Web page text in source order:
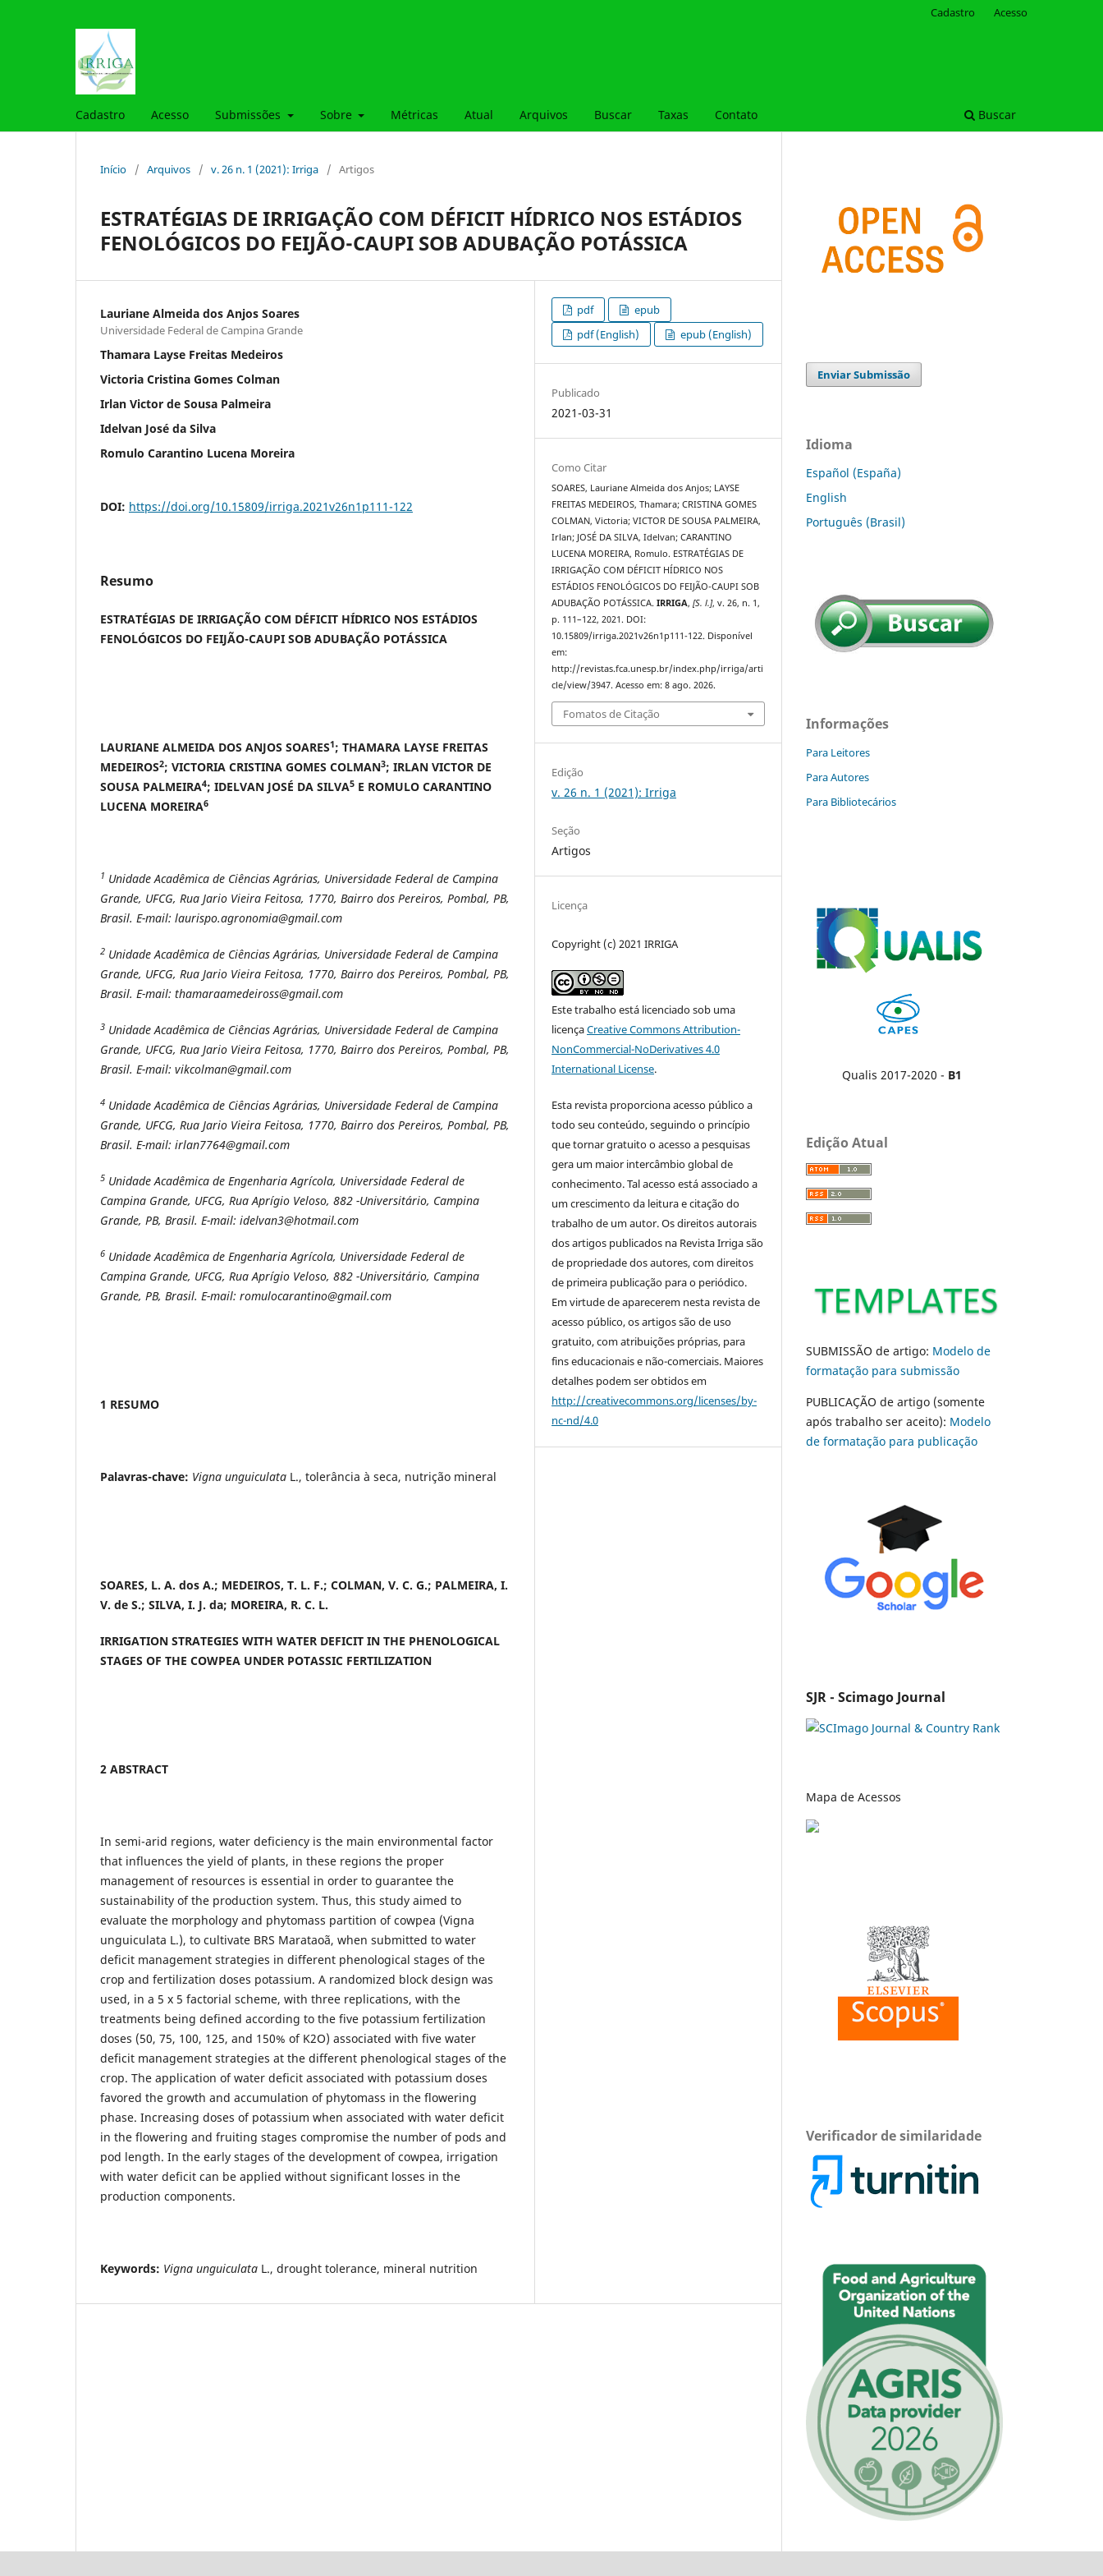
Cadastro Acesso Submissões Sobre Métricas Atual Arquivos Buscar Taxas Contato Buscar
Cadastro Acesso
Início / Arquivos / v. 26 n. 1 (2021): Irriga / Artigos
ESTRATÉGIAS DE IRRIGAÇÃO COM DÉFICIT HÍDRICO NOS ESTÁDIOS
FENOLÓGICOS DO FEIJÃO-CAUPI SOB ADUBAÇÃO POTÁSSICA
Lauriane Almeida dos Anjos Soares
Universidade Federal de Campina Grande
Thamara Layse Freitas Medeiros
Victoria Cristina Gomes Colman
Irlan Victor de Sousa Palmeira
Idelvan José da Silva
Romulo Carantino Lucena Moreira
DOI: https://doi.org/10.15809/irriga.2021v26n1p111-122
Resumo
ESTRATÉGIAS DE IRRIGAÇÃO COM DÉFICIT HÍDRICO NOS ESTÁDIOS
FENOLÓGICOS DO FEIJÃO-CAUPI SOB ADUBAÇÃO POTÁSSICA
LAURIANE ALMEIDA DOS ANJOS SOARES1; THAMARA LAYSE FREITAS
MEDEIROS2; VICTORIA CRISTINA GOMES COLMAN3; IRLAN VICTOR DE
SOUSA PALMEIRA4; IDELVAN JOSÉ DA SILVA5 E ROMULO CARANTINO
LUCENA MOREIRA6
1 Unidade Acadêmica de Ciências Agrárias, Universidade Federal de Campina
Grande, UFCG, Rua Jario Vieira Feitosa, 1770, Bairro dos Pereiros, Pombal, PB,
Brasil. E-mail: laurispo.agronomia@gmail.com
2 Unidade Acadêmica de Ciências Agrárias, Universidade Federal de Campina
Grande, UFCG, Rua Jario Vieira Feitosa, 1770, Bairro dos Pereiros, Pombal, PB,
Brasil. E-mail: thamaraamedeiross@gmail.com
3 Unidade Acadêmica de Ciências Agrárias, Universidade Federal de Campina
Grande, UFCG, Rua Jario Vieira Feitosa, 1770, Bairro dos Pereiros, Pombal, PB,
Brasil. E-mail: vikcolman@gmail.com
4 Unidade Acadêmica de Ciências Agrárias, Universidade Federal de Campina
Grande, UFCG, Rua Jario Vieira Feitosa, 1770, Bairro dos Pereiros, Pombal, PB,
Brasil. E-mail: irlan7764@gmail.com
5 Unidade Acadêmica de Engenharia Agrícola, Universidade Federal de
Campina Grande, UFCG, Rua Aprígio Veloso, 882 -Universitário, Campina
Grande, PB, Brasil. E-mail: idelvan3@hotmail.com
6 Unidade Acadêmica de Engenharia Agrícola, Universidade Federal de
Campina Grande, UFCG, Rua Aprígio Veloso, 882 -Universitário, Campina
Grande, PB, Brasil. E-mail: romulocarantino@gmail.com
1 RESUMO
Palavras-chave: Vigna unguiculata L., tolerância à seca, nutrição mineral
SOARES, L. A. dos A.; MEDEIROS, T. L. F.; COLMAN, V. C. G.; PALMEIRA, I.
V. de S.; SILVA, I. J. da; MOREIRA, R. C. L.
IRRIGATION STRATEGIES WITH WATER DEFICIT IN THE PHENOLOGICAL
STAGES OF THE COWPEA UNDER POTASSIC FERTILIZATION
2 ABSTRACT
In semi-arid regions, water deficiency is the main environmental factor
that influences the yield of plants, in these regions the proper
management of resources is essential in order to guarantee the
sustainability of the production system. Thus, this study aimed to
evaluate the morphology and phytomass partition of cowpea (Vigna
unguiculata L.), to cultivate BRS Marataoã, when submitted to water
deficit management strategies in different phenological stages of the
crop and fertilization doses potassium. A randomized block design was
used, in a 5 x 5 factorial scheme, with three replications, with the
treatments being defined according to the five potassium fertilization
doses (50, 75, 100, 125, and 150% of K2O) associated with five water
deficit management strategies at the different phenological stages of the
crop. The application of water deficit associated with potassium doses
favored the growth and accumulation of phytomass in the flowering
phase. Increasing doses of potassium when associated with water deficit
in the flowering and fruiting stages compromise the number of pods and
pod length. In the early stages of the development of cowpea, irrigation
with water deficit can be applied without significant losses in the
production components.
Keywords: Vigna unguiculata L., drought tolerance, mineral nutrition
pdf
epub
pdf (English)
epub (English)
Publicado
2021-03-31
Como Citar
SOARES, Lauriane Almeida dos Anjos; LAYSE
FREITAS MEDEIROS, Thamara; CRISTINA GOMES
COLMAN, Victoria; VICTOR DE SOUSA PALMEIRA,
Irlan; JOSÉ DA SILVA, Idelvan; CARANTINO
LUCENA MOREIRA, Romulo. ESTRATÉGIAS DE
IRRIGAÇÃO COM DÉFICIT HÍDRICO NOS
ESTÁDIOS FENOLÓGICOS DO FEIJÃO-CAUPI SOB
ADUBAÇÃO POTÁSSICA.IRRIGA,[S. l.], v. 26, n. 1,
p. 111–122, 2021. DOI:
10.15809/irriga.2021v26n1p111-122. Disponível
em:
http://revistas.fca.unesp.br/index.php/irriga/arti
cle/view/3947. Acesso em: 8 ago. 2026.
Fomatos de Citação
Edição
v. 26 n. 1 (2021): Irriga
Seção
Artigos
Licença
Copyright (c) 2021 IRRIGA
Este trabalho está licenciado sob uma
licençaCreative Commons Attribution-
NonCommercial-NoDerivatives 4.0
International License.
Esta revista proporciona acesso público a
todo seu conteúdo, seguindo o princípio
que tornar gratuito o acesso a pesquisas
gera um maior intercâmbio global de
conhecimento. Tal acesso está associado a
um crescimento da leitura e citação do
trabalho de um autor. Os direitos autorais
dos artigos publicados na Revista Irriga são
de propriedade dos autores, com direitos
de primeira publicação para o periódico.
Em virtude de aparecerem nesta revista de
acesso público, os artigos são de uso
gratuito, com atribuições próprias, para
fins educacionais e não-comerciais. Maiores
detalhes podem ser obtidos em
http://creativecommons.org/licenses/by-
nc-nd/4.0
Enviar Submissão
Idioma
Español (España)
English
Português (Brasil)
Informações
Para Leitores
Para Autores
Para Bibliotecários
Qualis 2017-2020 - B1
Edição Atual
SUBMISSÃO de artigo: Modelo de
formatação para submissão
PUBLICAÇÃO de artigo (somente
após trabalho ser aceito): Modelo
de formatação para publicação
SJR - Scimago Journal
Mapa de Acessos
Verificador de similaridade